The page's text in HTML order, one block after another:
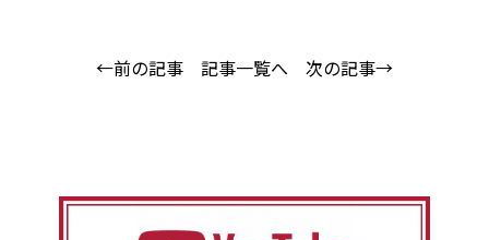
←前の記事 記事一覧へ 次の記事→